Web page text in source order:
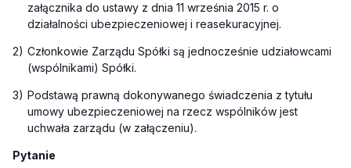
załącznika do ustawy z dnia 11 września 2015 r. o
działalności ubezpieczeniowej i reasekuracyjnej.
2) Członkowie Zarządu Spółki są jednocześnie udziałowcami
(wspólnikami) Spółki.
3) Podstawą prawną dokonywanego świadczenia z tytułu
umowy ubezpieczeniowej na rzecz wspólników jest
uchwała zarządu (w załączeniu).
Pytanie